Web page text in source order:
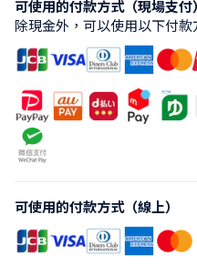
可使用的付款方式（現場支付）
除現金外，可以使用以下付款
可使用的付款方式（線上）